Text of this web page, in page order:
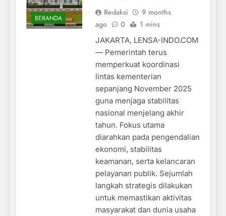
BERANDA
Redaksi
9 months
ago
0 1 mins
JAKARTA, LENSA-INDO.COM
— Pemerintah terus
memperkuat koordinasi
lintas kementerian
sepanjang November 2025
guna menjaga stabilitas
nasional menjelang akhir
tahun. Fokus utama
diarahkan pada pengendalian
ekonomi, stabilitas
keamanan, serta kelancaran
pelayanan publik. Sejumlah
langkah strategis dilakukan
untuk memastikan aktivitas
masyarakat dan dunia usaha